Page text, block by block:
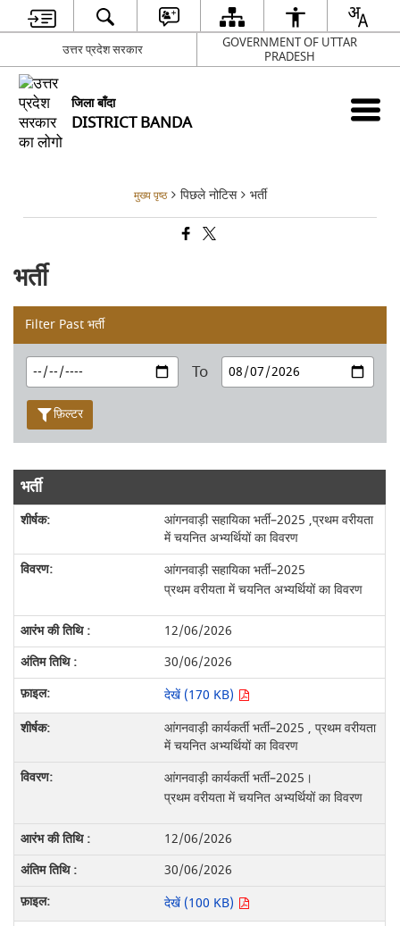
उत्तर प्रदेश सरकार
GOVERNMENT OF UTTAR
PRADESH
जिला बाँदा
DISTRICT BANDA
मुख्य पृष्ठ पिछले नोटिस भर्ती
भर्ती
Filter Past भर्ती
To
फ़िल्टर
भर्ती
आंगनवाड़ी सहायिका भर्ती–2025 ,प्रथम वरीयता
में चयनित अभ्यर्थियों का विवरण
आंगनवाड़ी सहायिका भर्ती–2025
प्रथम वरीयता में चयनित अभ्यर्थियों का विवरण
12/06/2026
30/06/2026
देखें (170 KB)
आंगनवाड़ी कार्यकर्ती भर्ती–2025 , प्रथम वरीयता
में चयनित अभ्यर्थियों का विवरण
आंगनवाड़ी कार्यकर्ती भर्ती–2025।
प्रथम वरीयता में चयनित अभ्यर्थियों का विवरण
12/06/2026
30/06/2026
देखें (100 KB)